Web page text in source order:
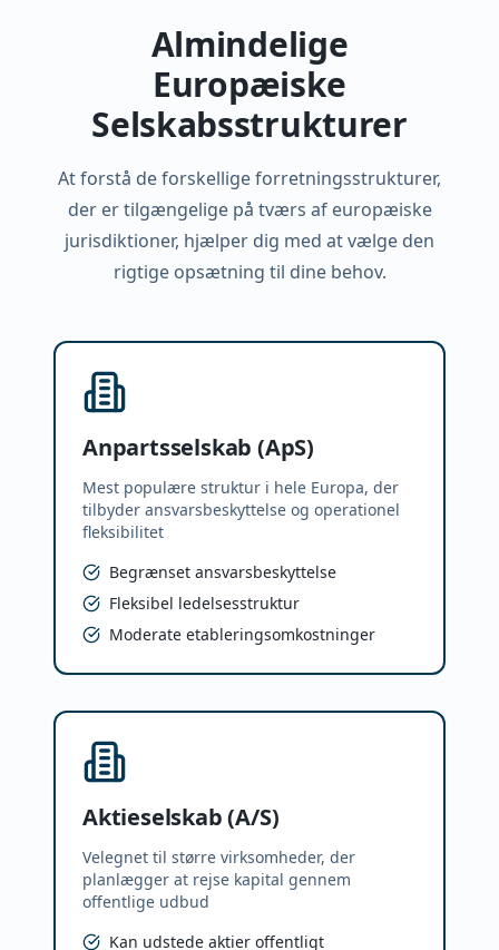
Almindelige
Europæiske
Selskabsstrukturer
At forstå de forskellige forretningsstrukturer,
der er tilgængelige på tværs af europæiske
jurisdiktioner, hjælper dig med at vælge den
rigtige opsætning til dine behov.
Anpartsselskab (ApS)
Mest populære struktur i hele Europa, der
tilbyder ansvarsbeskyttelse og operationel
fleksibilitet
Begrænset ansvarsbeskyttelse
Fleksibel ledelsesstruktur
Moderate etableringsomkostninger
Aktieselskab (A/S)
Velegnet til større virksomheder, der
planlægger at rejse kapital gennem
offentlige udbud
Kan udstede aktier offentligt